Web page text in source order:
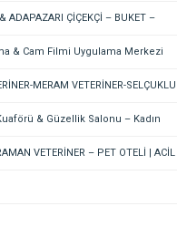
MEDYA AJANSI
ADAPAZARI ÇİÇEKÇİ – BUKET –
– ONLINE SİPARİŞ
& Cam Filmi Uygulama Merkezi
MERAM VETERİNER-SELÇUKLU
KLİNİĞİ
& Güzellik Salonu – Kadın
Konya Kuaför
VETERİNER – PET OTELİ | ACİL
KLİNİĞİ